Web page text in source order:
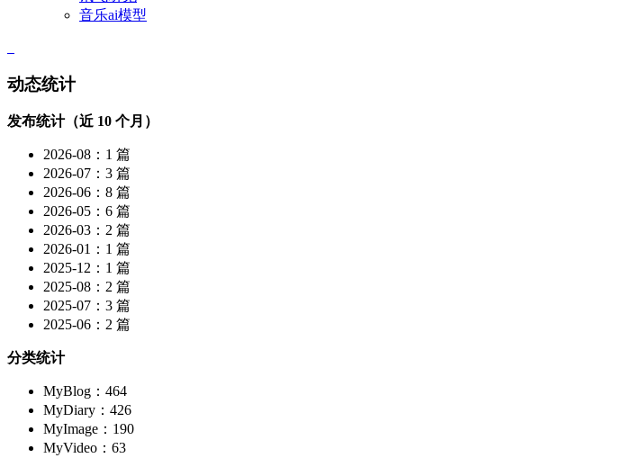
音乐ai模型
动态统计
发布统计（近 10 个月）
2026-08：1 篇
2026-07：3 篇
2026-06：8 篇
2026-05：6 篇
2026-03：2 篇
2026-01：1 篇
2025-12：1 篇
2025-08：2 篇
2025-07：3 篇
2025-06：2 篇
分类统计
MyBlog：464
MyDiary：426
MyImage：190
MyVideo：63